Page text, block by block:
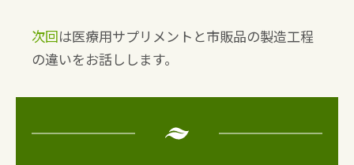
次回は医療用サプリメントと市販品の製造工程
の違いをお話しします。